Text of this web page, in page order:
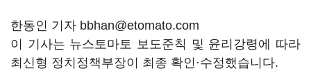
한동인 기자 bbhan@etomato.com
이 기사는 뉴스토마토 보도준칙 및 윤리강령에 따라
최신형 정치정책부장이 최종 확인·수정했습니다.